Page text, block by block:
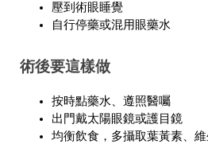
壓到術眼睡覺
自行停藥或混用眼藥水
術後要這樣做
按時點藥水、遵照醫囑
出門戴太陽眼鏡或護目鏡
均衡飲食，多攝取葉黃素、